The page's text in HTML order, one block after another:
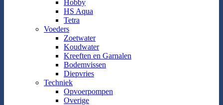
Hobby
HS Aqua
Tetra
Voeders
Zoetwater
Koudwater
Kreeften en Garnalen
Bodemvissen
Diepvries
Techniek
Opvoerpompen
Overige